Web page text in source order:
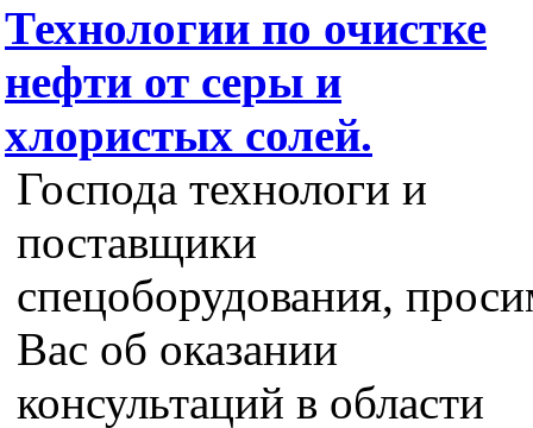
Технологии по очистке
нефти от серы и
хлористых солей.
Господа технологи и
поставщики
спецоборудования,
Вас об оказании
консультаций в области